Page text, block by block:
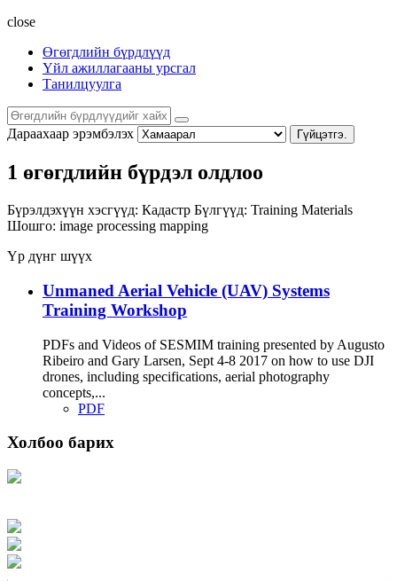
close
Өгөгдлийн бүрдлүүд
Үйл ажиллагааны урсгал
Танилцуулга
Дараахаар эрэмбэлэх Гүйцэтгэ.
1 өгөгдлийн бүрдэл олдлоо
Бүрэлдэхүүн хэсгүүд: Кадастр Бүлгүүд: Training Materials
Шошго: image processing mapping
Үр дүнг шүүх
Unmaned Aerial Vehicle (UAV) Systems
Training Workshop
PDFs and Videos of SESMIM training presented by Augusto
Ribeiro and Gary Larsen, Sept 4-8 2017 on how to use DJI
drones, including specifications, aerial photography
concepts,...
PDF
Холбоо барих